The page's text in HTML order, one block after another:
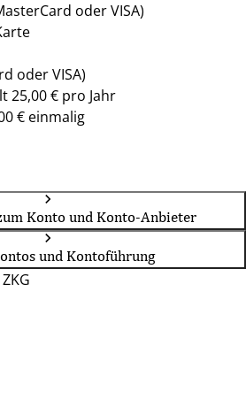
oder VISA)
oder VISA)
25,00 € pro Jahr
€ einmalig
Konto und Konto-Anbieter
und Kontoführung